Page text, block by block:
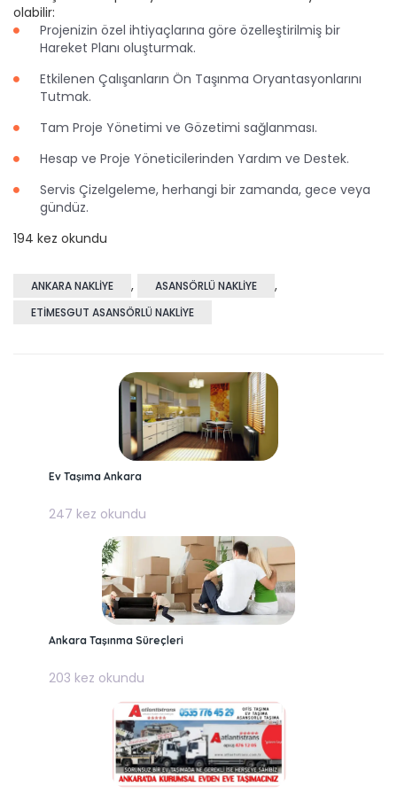
olabilir:
Projenizin özel ihtiyaçlarına göre özelleştirilmiş bir
Hareket Planı oluşturmak.
Etkilenen Çalışanların Ön Taşınma Oryantasyonlarını
Tutmak.
Tam Proje Yönetimi ve Gözetimi sağlanması.
Hesap ve Proje Yöneticilerinden Yardım ve Destek.
Servis Çizelgeleme, herhangi bir zamanda, gece veya
gündüz.
194 kez okundu
ANKARA NAKLIYE , ASANSÖRLÜ NAKLIYE ,
ETIMESGUT ASANSÖRLÜ NAKLIYE
Ev Taşıma Ankara
247 kez okundu
Ankara Taşınma Süreçleri
203 kez okundu